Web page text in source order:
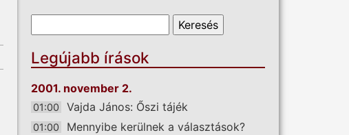
Keresés űrlap
Legújabb írások
2001. november 2.
01:00 Vajda János: Őszi tájék
01:00 Mennyibe kerülnek a választások?